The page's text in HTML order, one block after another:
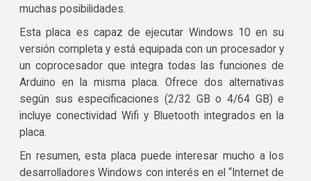
muchas posibilidades.
Esta placa es capaz de ejecutar Windows 10 en su
versión completa y está equipada con un procesador y
un coprocesador que integra todas las funciones de
Arduino en la misma placa. Ofrece dos alternativas
según sus especificaciones (2/32 GB o 4/64 GB) e
incluye conectividad Wifi y Bluetooth integrados en la
placa.
En resumen, esta placa puede interesar mucho a los
desarrolladores Windows con interés en el “Internet de